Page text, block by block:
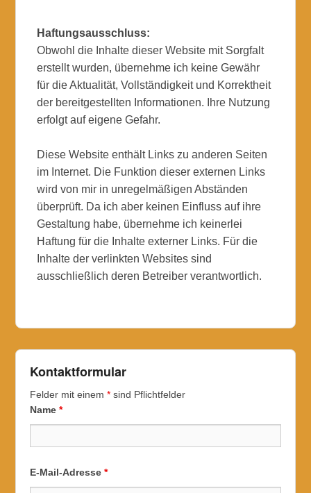
Haftungsausschluss:
Obwohl die Inhalte dieser Website mit Sorgfalt
erstellt wurden, übernehme ich keine Gewähr
für die Aktualität, Vollständigkeit und Korrektheit
der bereitgestellten Informationen. Ihre Nutzung
erfolgt auf eigene Gefahr.
Diese Website enthält Links zu anderen Seiten
im Internet. Die Funktion dieser externen Links
wird von mir in unregelmäßigen Abständen
überprüft. Da ich aber keinen Einfluss auf ihre
Gestaltung habe, übernehme ich keinerlei
Haftung für die Inhalte externer Links. Für die
Inhalte der verlinkten Websites sind
ausschließlich deren Betreiber verantwortlich.
Kontaktformular
Felder mit einem* sind Pflichtfelder
Name*
E-Mail-Adresse*